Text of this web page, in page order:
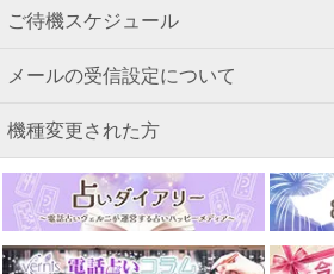
ご待機スケジュール
メールの受信設定について
機種変更された方